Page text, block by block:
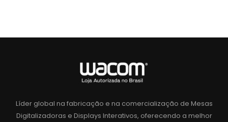
Líder global na fabricação e na comercialização de Mesas
Digitalizadoras e Displays Interativos, oferecendo a melhor